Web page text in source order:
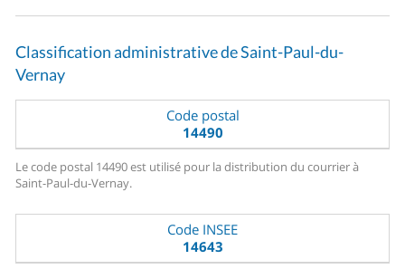
Classification administrative de Saint-Paul-du-
Vernay
Code postal
14490
Le code postal 14490 est utilisé pour la distribution du courrier à
Saint-Paul-du-Vernay.
Code INSEE
14643